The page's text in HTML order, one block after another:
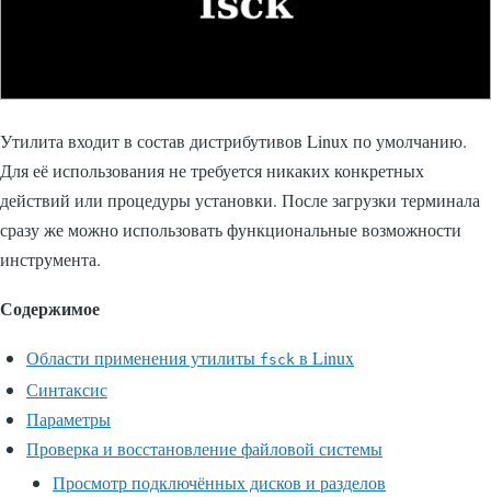
Утилита входит в состав дистрибутивов Linux по умолчанию.
Для её использования не требуется никаких конкретных
действий или процедуры установки. После загрузки терминала
сразу же можно использовать функциональные возможности
инструмента.
Содержимое
Области применения утилиты fsck в Linux
Синтаксис
Параметры
Проверка и восстановление файловой системы
Просмотр подключённых дисков и разделов